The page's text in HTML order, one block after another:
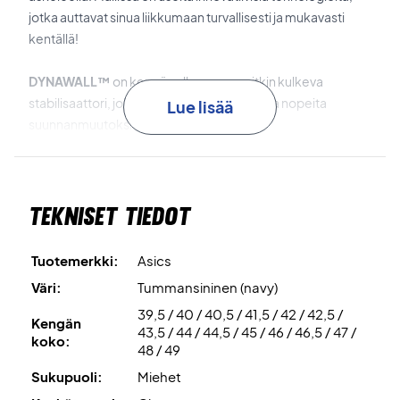
jotka auttavat sinua liikkumaan turvallisesti ja mukavasti
kentällä!
DYNAWALL™ on kengän ulkoreunaa pitkin kulkeva
stabilisaattori, joka tukee sivuttaisliikkeitä ja nopeita
suunnanmuutoksia.
takaamiseksi.
DYNALACING™
on kehittynyt nauhoitusjärjestelmä, joka
PGUARD™ on päällisen vahvike, joka suojaa kulumiselta.
on erittäin kestävä kumimateriaali
ulkopohjassa, joka tarjoaa erinomaisen pidon ja pitkän
Lue lisää
Tekniset tiedot
Tuotemerkki:
Asics
Väri:
Tummansininen (navy)
Kengän
koko:
39,5 / 40 / 40,5 / 41,5 / 42 / 42,5 /
43,5 / 44 / 44,5 / 45 / 46 / 46,5 / 47 /
48 / 49
Sukupuoli:
Miehet